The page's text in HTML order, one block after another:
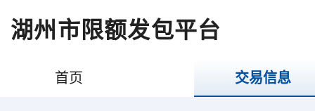
湖州市限额发包平台
首页 交易信息